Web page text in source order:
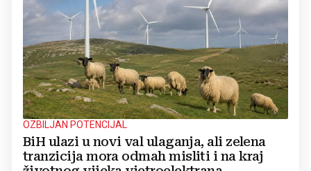
OZBILJAN POTENCIJAL
BiH ulazi u novi val ulaganja, ali zelena
tranzicija mora odmah misliti i na kraj